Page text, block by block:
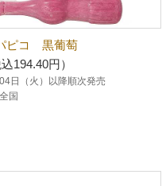
ピコ 黒葡萄
194.40円）
日（火）以降順次発売
全国